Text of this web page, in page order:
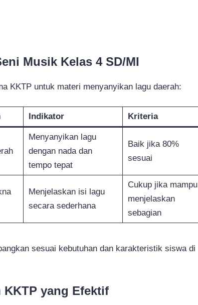
Musik Kelas 4 SD/MI
KKTP untuk materi menyanyikan lagu daerah:
Indikator Kriteria
Menyanyikan lagu
dengan nada dan
tempo tepat
Baik jika 80%
sesuai
Menjelaskan isi lagu
secara sederhana
Cukup jika mampu
menjelaskan
sebagian
sesuai kebutuhan dan karakteristik siswa di
KKTP yang Efektif